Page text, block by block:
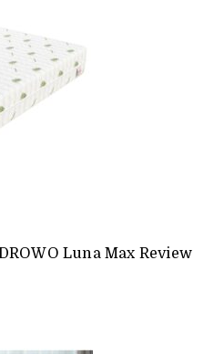
Luna Max Review